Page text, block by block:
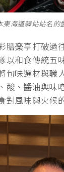
東海道驛站站名
膳楽亭打破過
以和食傳統五
旬味選材與職
酸、醬油與味
對風味與火候